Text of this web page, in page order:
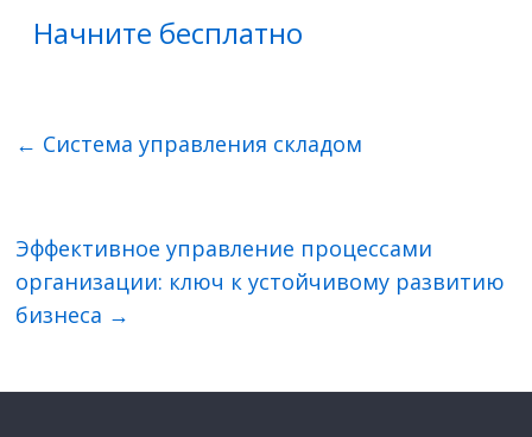
Начните бесплатно
← Система управления складом
Эффективное управление процессами
организации: ключ к устойчивому развитию
бизнеса →